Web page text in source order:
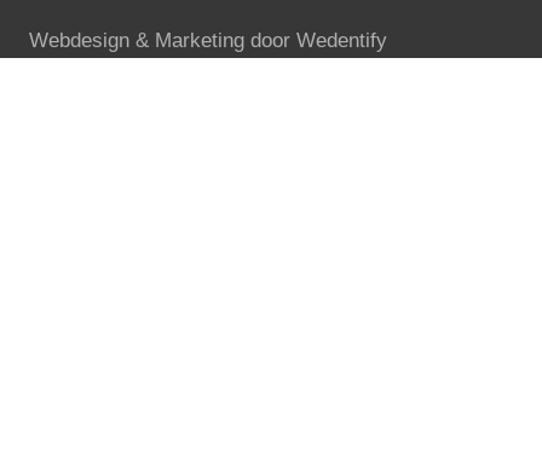
Webdesign & Marketing door Wedentify